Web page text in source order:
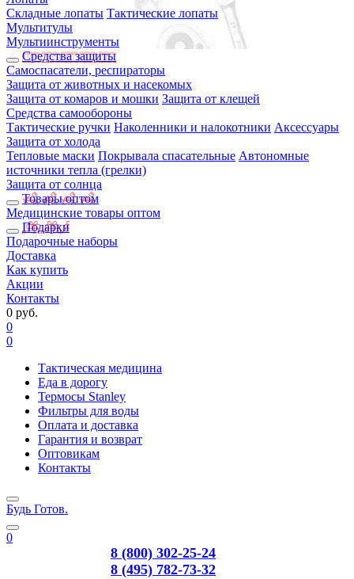
Складные лопаты Тактические лопаты
Мультитулы
Мультиинструменты
Средства защиты
Самоспасатели, респираторы
Защита от животных и насекомых
Защита от комаров и мошки Защита от клещей
Средства самообороны
Тактические ручки Наколенники и налокотники Аксессуары
Защита от холода
Тепловые маски Покрывала спасательные Автономные
источники тепла (грелки)
Защита от солнца
Товары оптом
Медицинские товары оптом
Подарки
Подарочные наборы
Доставка
Как купить
Акции
Контакты
0 руб.
0
0
Тактическая медицина
Еда в дорогу
Термосы Stanley
Фильтры для воды
Оплата и доставка
Гарантия и возврат
Оптовикам
Контакты
Будь Готов.
0
8 (800) 302-25-24
8 (495) 782-73-32